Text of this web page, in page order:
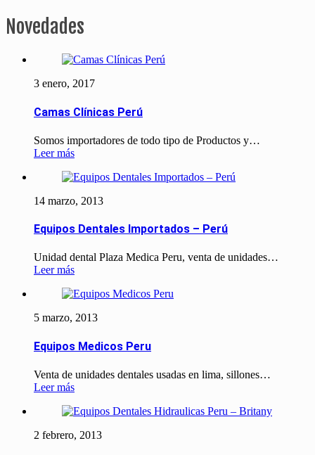
Novedades
3 enero, 2017
Camas Clínicas Perú
Somos importadores de todo tipo de Productos y…
Leer más
14 marzo, 2013
Equipos Dentales Importados – Perú
Unidad dental Plaza Medica Peru, venta de unidades…
Leer más
5 marzo, 2013
Equipos Medicos Peru
Venta de unidades dentales usadas en lima, sillones…
Leer más
2 febrero, 2013